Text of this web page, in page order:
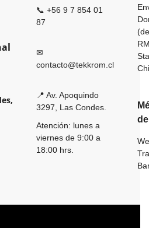
📞 +56 9 7 854 01
87
✉
contacto@tekkrom.cl
📍 Av. Apoquindo
3297, Las Condes.
Atención: lunes a
viernes de 9:00 a
18:00 hrs.